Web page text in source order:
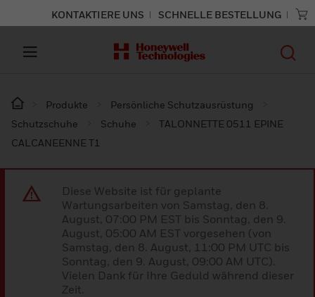
KONTAKTIERE UNS SCHNELLE BESTELLUNG
Produkte
Persönliche Schutzausrüstung
Schutzschuhe
Schuhe
TALONNETTE 0511 EPINE
CALCANEENNE T1
Diese Website ist für geplante
Wartungsarbeiten von Samstag, den 8.
August, 07:00 PM EST bis Sonntag, den 9.
August, 05:00 AM EST vorgesehen (von
Samstag, den 8. August, 11:00 PM UTC bis
Sonntag, den 9. August, 09:00 AM UTC).
Vielen Dank für Ihre Geduld während dieser
Zeit.